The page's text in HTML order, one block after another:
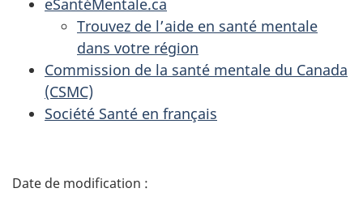
eSantéMentale.ca
Trouvez de l’aide en santé mentale
dans votre région
Commission de la santé mentale du Canada
(CSMC)
Société Santé en français
D